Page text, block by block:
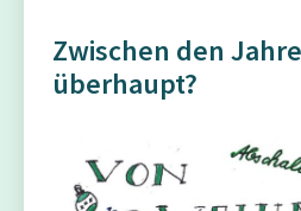
Zwischen den
überhaupt?